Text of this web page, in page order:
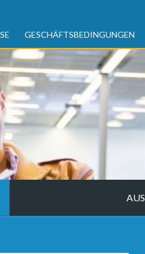
GESCHÄFTSBEDINGUNGEN